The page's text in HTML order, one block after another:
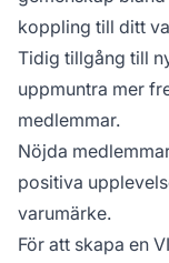
koppling till ditt
Tidig tillgång till
uppmuntra mer
medlemmar.
Nöjda
positiva
varumärke.
För att skapa en